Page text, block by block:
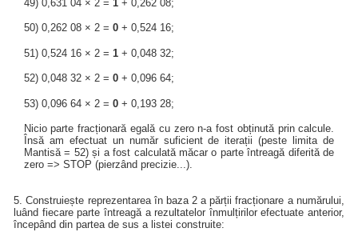
49) 0,631 04 × 2 = 1+ 0,262 08;
50) 0,262 08 × 2 = 0+ 0,524 16;
51) 0,524 16 × 2 = 1+ 0,048 32;
52) 0,048 32 × 2 = 0+ 0,096 64;
53) 0,096 64 × 2 = 0+ 0,193 28;
Nicio parte fracționară egală cu zero n-a fost obținută prin calcule.
Însă am efectuat un număr suficient de iterații (peste limita de
Mantisă = 52) și a fost calculată măcar o parte întreagă diferită de
zero => STOP (pierzând precizie...).
5. Construiește reprezentarea în baza 2 a părții fracționare a numărului,
luând fiecare parte întreagă a rezultatelor înmulțirilor efectuate anterior,
începând din partea de sus a listei construite: